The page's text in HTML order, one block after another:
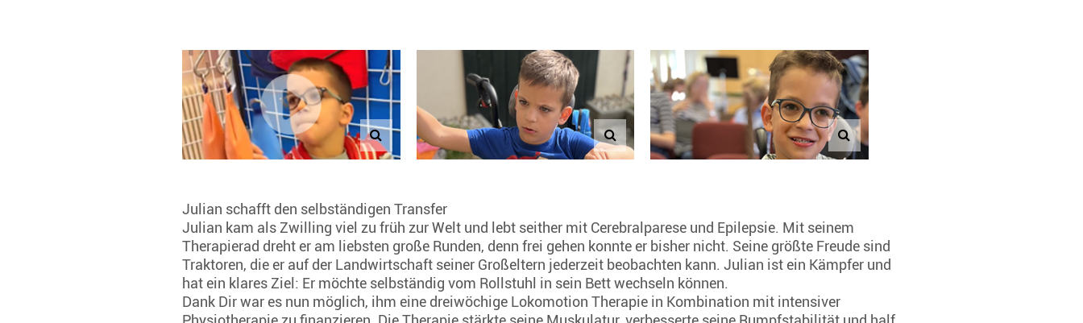
Julian schafft den selbständigen Transfer
Julian kam als Zwilling viel zu früh zur Welt und lebt seither mit Cerebralparese und Epilepsie. Mit seinem
Therapierad dreht er am liebsten große Runden, denn frei gehen konnte er bisher nicht. Seine größte Freude sind
Traktoren, die er auf der Landwirtschaft seiner Großeltern jederzeit beobachten kann. Julian ist ein Kämpfer und
hat ein klares Ziel: Er möchte selbständig vom Rollstuhl in sein Bett wechseln können.
Dank Dir war es nun möglich, ihm eine dreiwöchige Lokomotion Therapie in Kombination mit intensiver